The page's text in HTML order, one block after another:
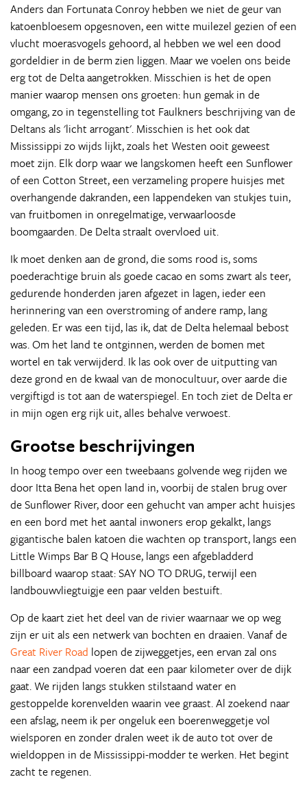
Anders dan Fortunata Conroy hebben we niet de geur van
katoenbloesem opgesnoven, een witte muilezel gezien of een
vlucht moerasvogels gehoord, al hebben we wel een dood
gordeldier in de berm zien liggen. Maar we voelen ons beide
erg tot de Delta aangetrokken. Misschien is het de open
manier waarop mensen ons groeten: hun gemak in de
omgang, zo in tegenstelling tot Faulkners beschrijving van de
Deltans als 'licht arrogant'. Misschien is het ook dat
Mississippi zo wijds lijkt, zoals het Westen ooit geweest
moet zijn. Elk dorp waar we langskomen heeft een Sunflower
of een Cotton Street, een verzameling propere huisjes met
overhangende dakranden, een lappendeken van stukjes tuin,
van fruitbomen in onregelmatige, verwaarloosde
boomgaarden. De Delta straalt overvloed uit.
Ik moet denken aan de grond, die soms rood is, soms
poederachtige bruin als goede cacao en soms zwart als teer,
gedurende honderden jaren afgezet in lagen, ieder een
herinnering van een overstroming of andere ramp, lang
geleden. Er was een tijd, las ik, dat de Delta helemaal bebost
was. Om het land te ontginnen, werden de bomen met
wortel en tak verwijderd. Ik las ook over de uitputting van
deze grond en de kwaal van de monocultuur, over aarde die
vergiftigd is tot aan de waterspiegel. En toch ziet de Delta er
in mijn ogen erg rijk uit, alles behalve verwoest.
Grootse beschrijvingen
In hoog tempo over een tweebaans golvende weg rijden we
door Itta Bena het open land in, voorbij de stalen brug over
de Sunflower River, door een gehucht van amper acht huisjes
en een bord met het aantal inwoners erop gekalkt, langs
gigantische balen katoen die wachten op transport, langs een
Little Wimps Bar B Q House, langs een afgebladderd
billboard waarop staat: SAY NO TO DRUG, terwijl een
landbouwvliegtuigje een paar velden bestuift.
Op de kaart ziet het deel van de rivier waarnaar we op weg
zijn er uit als een netwerk van bochten en draaien. Vanaf de
Great River Road lopen de zijweggetjes, een ervan zal ons
naar een zandpad voeren dat een paar kilometer over de dijk
gaat. We rijden langs stukken stilstaand water en
gestoppelde korenvelden waarin vee graast. Al zoekend naar
een afslag, neem ik per ongeluk een boerenweggetje vol
wielsporen en zonder dralen weet ik de auto tot over de
wieldoppen in de Mississippi-modder te werken. Het begint
zacht te regenen.